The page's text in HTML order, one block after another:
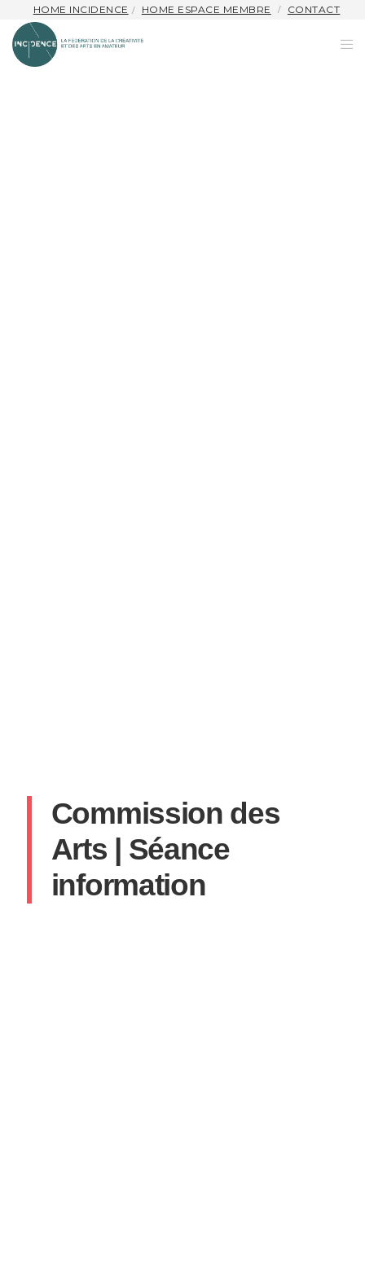
HOME INCIDENCE HOME ESPACE MEMBRE CONTACT
Commission des
Arts | Séance
information